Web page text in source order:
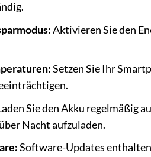
Aktivieren Sie den
Setzen Sie Ihr
Sie den Akku regelmäßig
Nacht aufzuladen.
Software-Updates